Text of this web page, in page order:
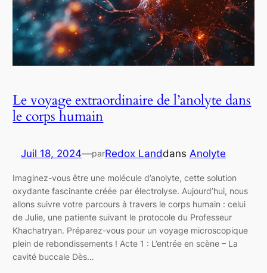
Le voyage extraordinaire de l’anolyte dans
le corps humain
Juil 18, 2024—parRedox Landdans Anolyte
Imaginez-vous être une molécule d’anolyte, cette solution
oxydante fascinante créée par électrolyse. Aujourd’hui, nous
allons suivre votre parcours à travers le corps humain : celui
de Julie, une patiente suivant le protocole du Professeur
Khachatryan. Préparez-vous pour un voyage microscopique
plein de rebondissements ! Acte 1 : L’entrée en scène – La
cavité buccale Dès…